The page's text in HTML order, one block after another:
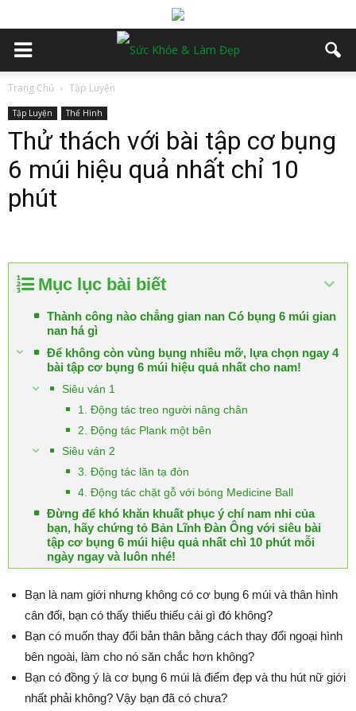
Trang Chủ Tập Luyện
Tập Luyện Thể Hình
Thử thách với bài tập cơ bụng
6 múi hiệu quả nhất chỉ 10
phút
Mục lục bài biết
Thành công nào chẳng gian nan Có bụng 6 múi gian
nan há gì
Để không còn vùng bụng nhiều mỡ, lựa chọn ngay 4
bài tập cơ bụng 6 múi hiệu quả nhất cho nam!
Siêu ván 1
1. Động tác treo người nâng chân
2. Động tác Plank một bên
Siêu ván 2
3. Động tác lăn tạ đòn
4. Động tác chặt gỗ với bóng Medicine Ball
Đừng để khó khăn khuất phục ý chí nam nhi của
bạn, hãy chứng tỏ Bản Lĩnh Đàn Ông với siêu bài
tập cơ bụng 6 múi hiệu quả nhất chì 10 phút mỗi
ngày ngay và luôn nhé!
Bạn là nam giới nhưng không có cơ bụng 6 múi và thân hình
cân đối, bạn có thấy thiếu thiếu cái gì đó không?
Bạn có muốn thay đổi bản thân bằng cách thay đổi ngoại hình
bên ngoài, làm cho nó săn chắc hơn không?
Bạn có đồng ý là cơ bụng 6 múi là điểm đẹp và thu hút nữ giới
nhất phải không? Vậy bạn đã có chưa?